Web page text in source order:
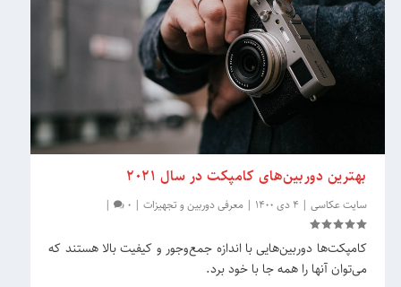
بهترین دوربین‌های کامپکت در سال 2021
سایت عکاسی | 4 دی 1400 |معرفی دوربین و تجهیزات |
0
|
کامپکت‌ها دوربین‌هایی با اندازه جمع‌وجور و کیفیت بالا هستند که
می‌توان آنها را همه جا با خود برد.